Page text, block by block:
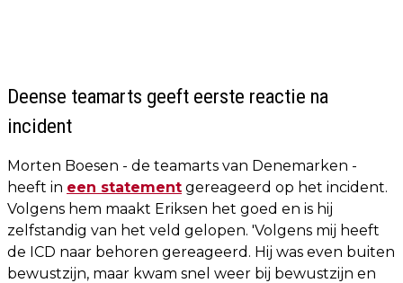
Deense teamarts geeft eerste reactie na
incident
Morten Boesen - de teamarts van Denemarken -
heeft in een statement gereageerd op het incident.
Volgens hem maakt Eriksen het goed en is hij
zelfstandig van het veld gelopen. 'Volgens mij heeft
de ICD naar behoren gereageerd. Hij was even buiten
bewustzijn, maar kwam snel weer bij bewustzijn en